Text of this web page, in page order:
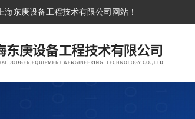
上海东庚设备工程技术有限公司 网站！